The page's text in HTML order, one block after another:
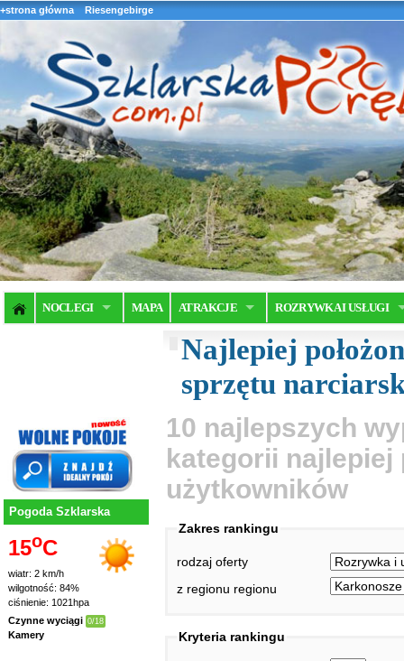
+strona główna Riesengebirge
NOCLEGI MAPA ATRAKCJE ROZRYWKA I USŁUGI
Pogoda Szklarska
15oC
wiatr: 2 km/h
wilgotność: 84%
ciśnienie: 1021hpa
Czynne wyciągi 0/18
Kamery
Najlepiej
sprzętu
10 najlepszych
kategorii najlepiej
użytkowników
Zakres rankingu
rodzaj oferty
z regionu regionu
Kryteria rankingu